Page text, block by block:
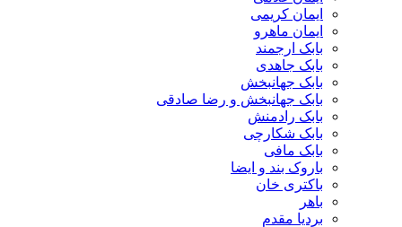
ایمان کریمی
ایمان ماهرو
بابک ارجمند
بابک جاهدی
بابک جهانبخش
بابک جهانبخش و رضا صادقی
بابک رادمنش
بابک شکارچی
بابک مافی
باروک بند و ایضا
باکتری خان
باهر
بردیا مقدم